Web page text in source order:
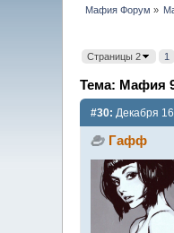
Мафия Форум »
Страницы 2 1
Тема: Мафия
#30: Декабря
Гафф